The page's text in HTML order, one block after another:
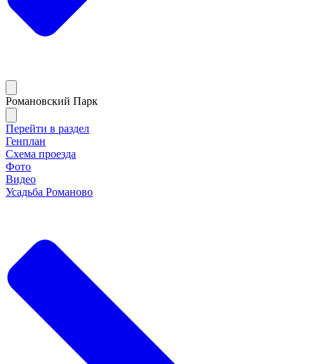
Романовский Парк
Перейти в раздел
Генплан
Схема проезда
Фото
Видео
Усадьба Романово